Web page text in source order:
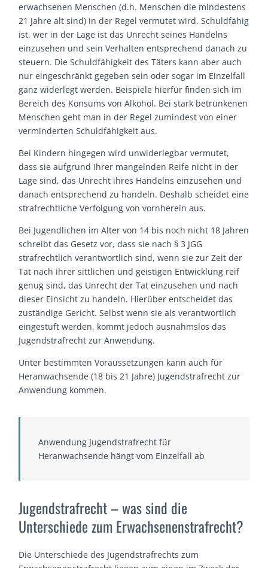
erwachsenen Menschen (d.h. Menschen die mindestens
21 Jahre alt sind) in der Regel vermutet wird. Schuldfähig
ist, wer in der Lage ist das Unrecht seines Handelns
einzusehen und sein Verhalten entsprechend danach zu
steuern. Die Schuldfähigkeit des Täters kann aber auch
nur eingeschränkt gegeben sein oder sogar im Einzelfall
ganz widerlegt werden. Beispiele hierfür finden sich im
Bereich des Konsums von Alkohol. Bei stark betrunkenen
Menschen geht man in der Regel zumindest von einer
verminderten Schuldfähigkeit aus.
Bei Kindern hingegen wird unwiderlegbar vermutet,
dass sie aufgrund ihrer mangelnden Reife nicht in der
Lage sind, das Unrecht ihres Handelns einzusehen und
danach entsprechend zu handeln. Deshalb scheidet eine
strafrechtliche Verfolgung von vornherein aus.
Bei Jugendlichen im Alter von 14 bis noch nicht 18 Jahren
schreibt das Gesetz vor, dass sie nach § 3 JGG
strafrechtlich verantwortlich sind, wenn sie zur Zeit der
Tat nach ihrer sittlichen und geistigen Entwicklung reif
genug sind, das Unrecht der Tat einzusehen und nach
dieser Einsicht zu handeln. Hierüber entscheidet das
zuständige Gericht. Selbst wenn sie als verantwortlich
eingestuft werden, kommt jedoch ausnahmslos das
Jugendstrafrecht zur Anwendung.
Unter bestimmten Voraussetzungen kann auch für
Heranwachsende (18 bis 21 Jahre) Jugendstrafrecht zur
Anwendung kommen.
Anwendung Jugendstrafrecht für
Heranwachsende hängt vom Einzelfall ab
Jugendstrafrecht – was sind die
Unterschiede zum Erwachsenenstrafrecht?
Die Unterschiede des Jugendstrafrechts zum